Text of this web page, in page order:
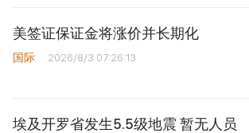
美签证保证金将涨价并长期化
国际 2026/8/3 07:26:13
埃及开罗省发生5.5级地震 暂无人员